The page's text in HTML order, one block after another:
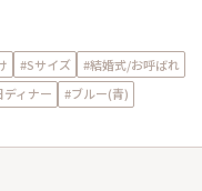
#Sサイズ
#結婚式/お呼ばれ
ィナー #ブルー(青)